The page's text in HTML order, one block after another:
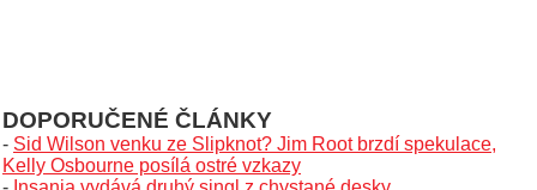
DOPORUČENÉ ČLÁNKY
- Sid Wilson venku ze Slipknot? Jim Root brzdí spekulace,
Kelly Osbourne posílá ostré vzkazy